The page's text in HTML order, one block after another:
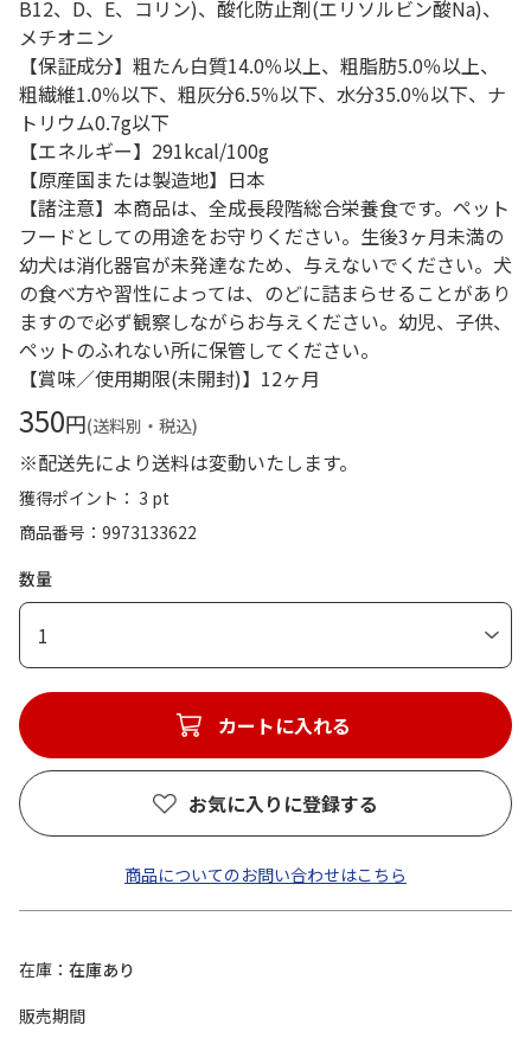
B12、D、E、コリン)、酸化防止剤(エリソルビン酸Na)、
メチオニン
【保証成分】粗たん白質14.0％以上、粗脂肪5.0％以上、
粗繊維1.0％以下、粗灰分6.5％以下、水分35.0％以下、ナ
トリウム0.7g以下
【エネルギー】291kcal/100g
【原産国または製造地】日本
【諸注意】本商品は、全成長段階総合栄養食です。ペット
フードとしての用途をお守りください。生後3ヶ月未満の
幼犬は消化器官が未発達なため、与えないでください。犬
の食べ方や習性によっては、のどに詰まらせることがあり
ますので必ず観察しながらお与えください。幼児、子供、
ペットのふれない所に保管してください。
【賞味／使用期限(未開封)】12ヶ月
350円(送料別・税込)
※配送先により送料は変動いたします。
獲得ポイント： 3 pt
商品番号
9973133622
数量
1
カートに入れる
お気に入りに登録する
商品についてのお問い合わせはこちら
在庫
在庫あり
販売期間